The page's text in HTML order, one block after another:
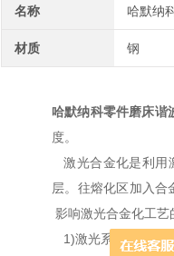
名称 哈默纳
材质 钢
哈默纳科零件磨床谐
度。
激光合金化是利用
层。往熔化区加入
影响激光合金化工
1)激光系统。光束